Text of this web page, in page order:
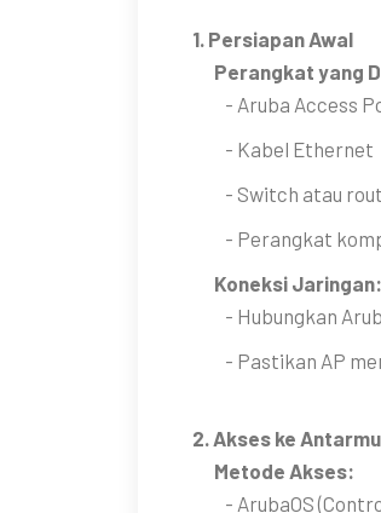
1. Persiapan Awal
Perangkat yang
- Aruba Access
- Kabel Ethernet
- Switch atau
- Perangkat
Koneksi Jaringan:
- Hubungkan
- Pastikan AP
2. Akses ke
Metode Akses:
- ArubaOS